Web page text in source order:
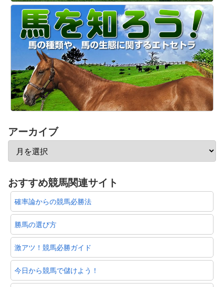
アーカイブ
おすすめ競馬関連サイト
確率論からの競馬必勝法
勝馬の選び方
激アツ！競馬必勝ガイド
今日から競馬で儲けよう！